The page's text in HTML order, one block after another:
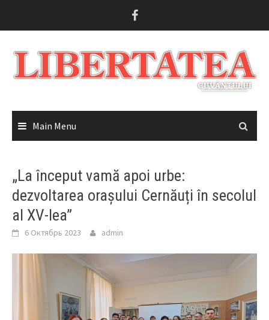
Main Menu
„La început vamă apoi urbe:
dezvoltarea orașului Cernăuți în secolul
al XV-lea”
6 Октябрь 2023 admin